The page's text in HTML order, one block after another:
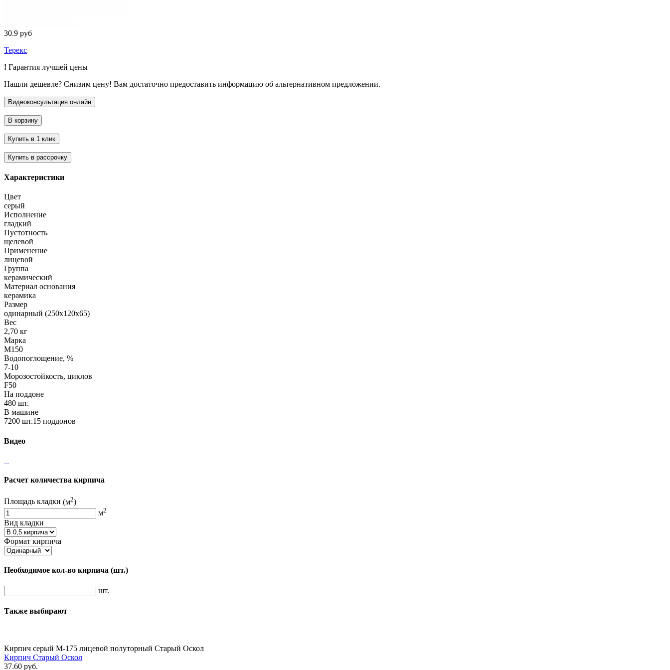
30.9 руб
Терекс
! Гарантия лучшей цены
Нашли дешевле? Снизим цену! Вам достаточно предоставить информацию об альтернативном предложении.
Характеристики
Цвет
серый
Исполнение
гладкий
Пустотность
щелевой
Применение
лицевой
Группа
керамический
Материал основания
керамика
Размер
одинарный (250х120х65)
Вес
2,70 кг
Марка
М150
Водопоглощение, %
7-10
Морозостойкость, циклов
F50
На поддоне
480 шт.
В машине
7200 шт.15 поддонов
Видео
Расчет количества кирпича
Площадь кладки (м2)
м2
Вид кладки
Формат кирпича
Необходимое кол-во кирпича (шт.)
шт.
Также выбирают
Кирпич серый М-175 лицевой полуторный Старый Оскол
Кирпич Старый Оскол
37.60 руб.